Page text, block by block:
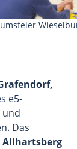
e5-
und
Das
Allhartsberg